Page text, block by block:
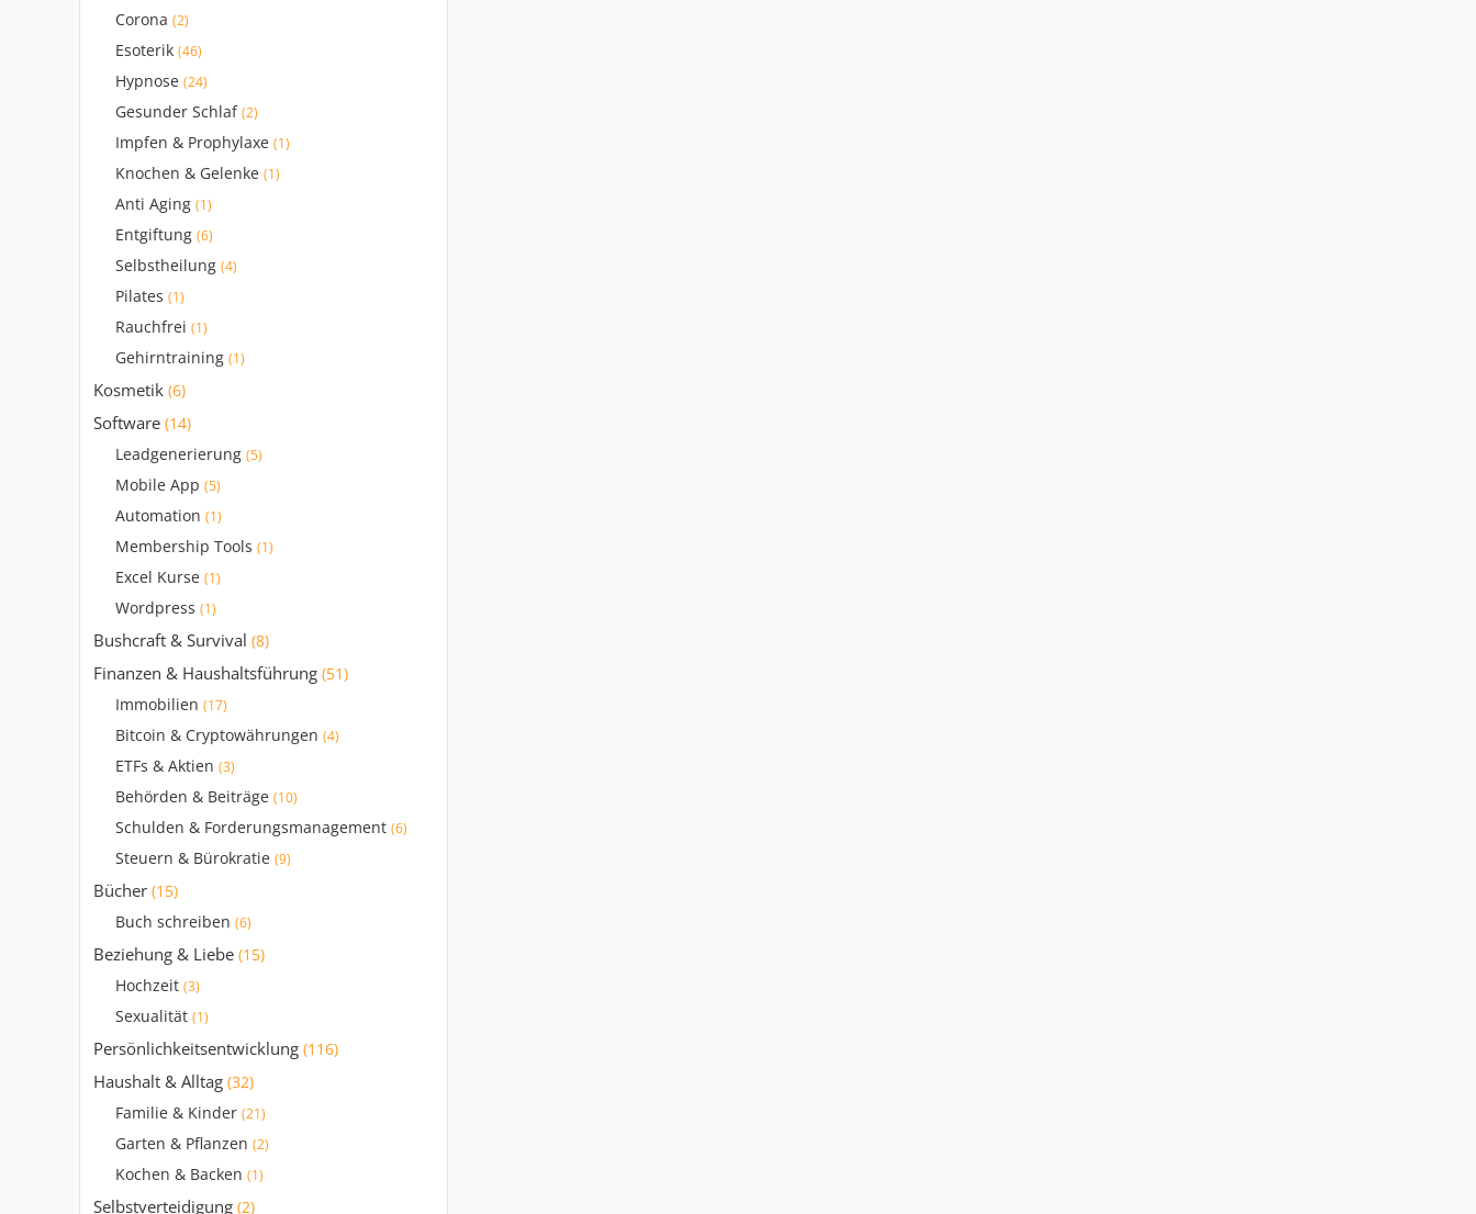
Corona (2)
Esoterik (46)
Hypnose (24)
Gesunder Schlaf (2)
Impfen & Prophylaxe (1)
Knochen & Gelenke (1)
Anti Aging (1)
Entgiftung (6)
Selbstheilung (4)
Pilates (1)
Rauchfrei (1)
Gehirntraining (1)
Kosmetik (6)
Software (14)
Leadgenerierung (5)
Mobile App (5)
Automation (1)
Membership Tools (1)
Excel Kurse (1)
Wordpress (1)
Bushcraft & Survival (8)
Finanzen & Haushaltsführung (51)
Immobilien (17)
Bitcoin & Cryptowährungen (4)
ETFs & Aktien (3)
Behörden & Beiträge (10)
Schulden & Forderungsmanagement (6)
Steuern & Bürokratie (9)
Bücher (15)
Buch schreiben (6)
Beziehung & Liebe (15)
Hochzeit (3)
Sexualität (1)
Persönlichkeitsentwicklung (116)
Haushalt & Alltag (32)
Familie & Kinder (21)
Garten & Pflanzen (2)
Kochen & Backen (1)
Selbstverteidigung (2)